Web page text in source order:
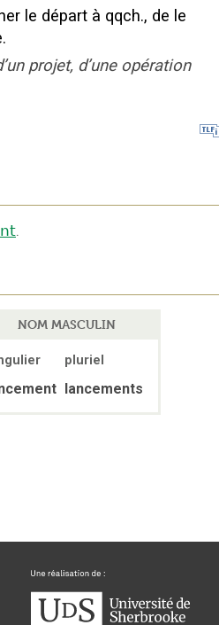
le départ à qqch., de le
projet, d’une opération
.
NOM MASCULIN
pluriel
lancements